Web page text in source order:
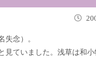
念）。
見ていました。浅草は和小